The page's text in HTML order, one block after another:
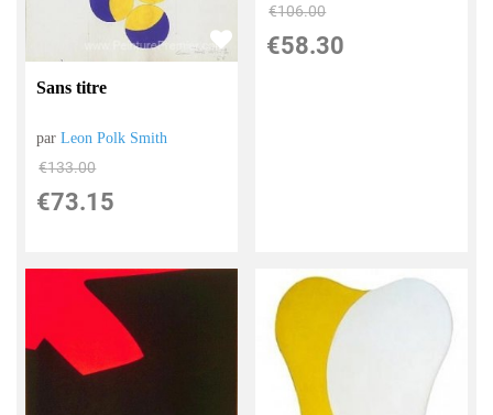
Sans titre
parLeon Polk Smith
€133.00
€73.15
€106.00
€58.30